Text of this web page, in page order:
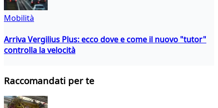
Mobilità
Arriva Vergilius Plus: ecco dove e come il nuovo "tutor"
controlla la velocità
Raccomandati per te